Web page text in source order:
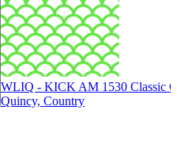
WLIQ - KICK AM 1530 Classic
Quincy, Country